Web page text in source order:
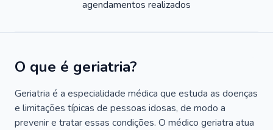
agendamentos realizados
O que é geriatria?
Geriatria é a especialidade médica que estuda as doenças
e limitações típicas de pessoas idosas, de modo a
prevenir e tratar essas condições. O médico geriatra atua